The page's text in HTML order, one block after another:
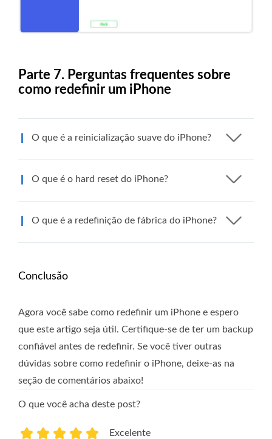
Parte 7. Perguntas frequentes sobre
como redefinir um iPhone
O que é a reinicialização suave do iPhone?
O que é o hard reset do iPhone?
O que é a redefinição de fábrica do iPhone?
Conclusão
Agora você sabe como redefinir um iPhone e espero
que este artigo seja útil. Certifique-se de ter um backup
confiável antes de redefinir. Se você tiver outras
dúvidas sobre como redefinir o iPhone, deixe-as na
seção de comentários abaixo!
O que você acha deste post?
Excelente